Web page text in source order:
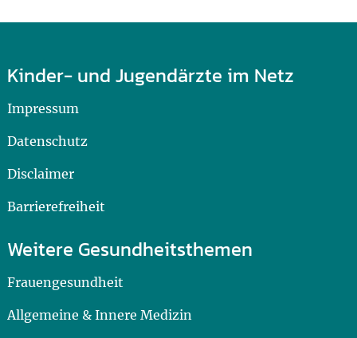
Kinder- und Jugendärzte im Netz
Impressum
Datenschutz
Disclaimer
Barrierefreiheit
Weitere Gesundheitsthemen
Frauengesundheit
Allgemeine & Innere Medizin